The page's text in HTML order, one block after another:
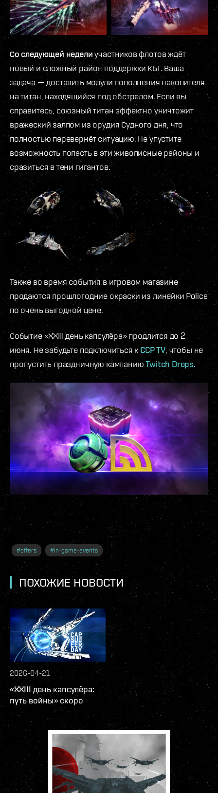
Со следующей неделиучастников флотов ждёт
новый и сложный район поддержки КБТ. Ваша
задача — доставить модули пополнения накопителя
на титан, находящийся под обстрелом. Если вы
справитесь, союзный титан эффектно уничтожит
вражеский залпом из орудия Судного дня, что
полностью перевернёт ситуацию. Не упустите
возможность попасть в эти живописные районы и
сразиться в тени гигантов.
Также во время события в игровом магазине
продаются прошлогодние окраски из линейки Police
по очень выгодной цене.
Событие «XXIII день капсулёра» продлится до 2
июня. Не забудьте подключиться к CCP TV, чтобы не
пропустить праздничную кампаниюTwitch Drops.
#offers #in-game-events
ПОХОЖИЕ НОВОСТИ
2026-04-21
«XXIII день капсулёра:
путь войны» скоро